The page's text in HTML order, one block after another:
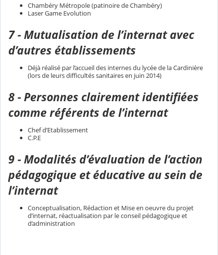
Chambéry Métropole (patinoire de Chambéry)
Laser Game Evolution
7 - Mutualisation de l’internat avec
d’autres établissements
Déjà réalisé par l’accueil des internes du lycée de la Cardinière
(lors de leurs difficultés sanitaires en juin 2014)
8 - Personnes clairement identifiées
comme référents de l’internat
Chef d’Etablissement
C.P.E
9 - Modalités d’évaluation de l’action
pédagogique et éducative au sein de
l’internat
Conceptualisation, Rédaction et Mise en oeuvre du projet
d’internat, réactualisation par le conseil pédagogique et
d’administration